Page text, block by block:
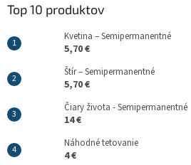
Top 10 produktov
Kvetina – Semipermanentné
5,70 €
Štír – Semipermanentné
5,70 €
Čiary života - Semipermanentné
14 €
Náhodné tetovanie
4 €